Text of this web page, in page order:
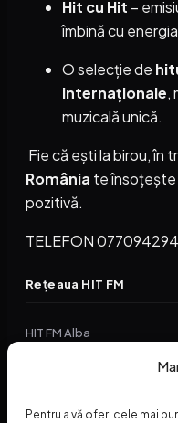
Pentru a vă oferi cele mai
Hit cu Hit –
îmbină cu
O selecție de
internaționale,
muzicală unică.
Fie că ești la birou, în
România te însoțește
pozitivă.
TELEFON
Rețeaua HIT FM
HIT FM Alba